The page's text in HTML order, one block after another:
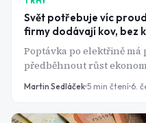
Svět potřebuje víc
firmy dodávají kov, bez
Poptávka po elektřině
předběhnout růst
jediný kov - a jeho
Martin Sedláček 5 min čtení 6.